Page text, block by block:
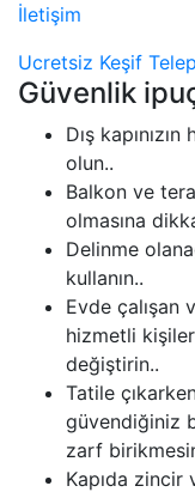
İletişim
Ucretsiz Keşif
Güvenlik
Dış
olun..
Balkon ve
olmasına
Delinme
kullanın..
Evde çalışan
hizmetli
değiştirin..
Tatile
güvendiğiniz
zarf
Kapıda zincir